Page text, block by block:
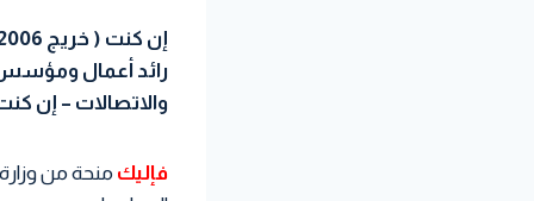
رائد أعمال ومؤسس
والاتصالات – إن
فإليك